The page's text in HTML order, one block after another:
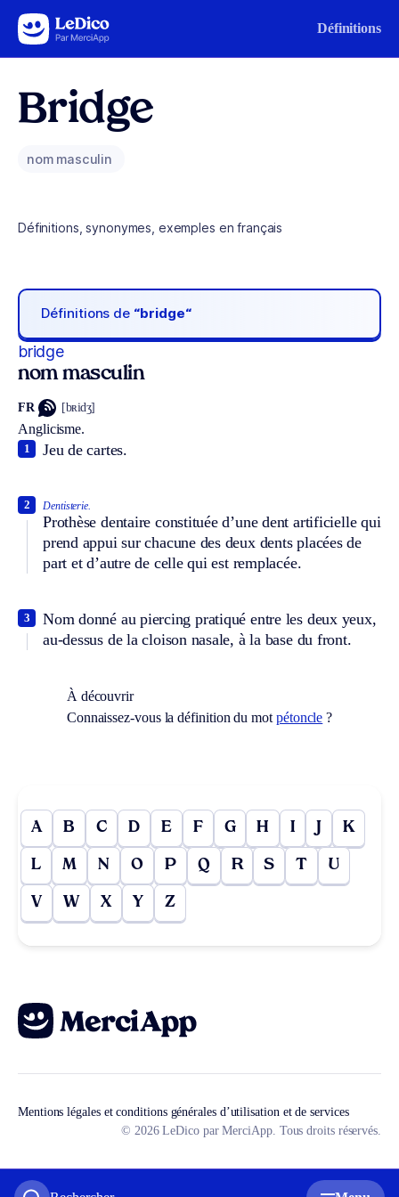
Aller au contenu Définitions
Bridge
nom masculin
Définitions, synonymes, exemples en français
Définitions de “bridge“
bridge
nom masculin
FR [bʀidʒ]
Anglicisme.
Jeu de cartes.
1
Dentisterie.
Prothèse dentaire constituée d’une dent artificielle qui
prend appui sur chacune des deux dents placées de
part et d’autre de celle qui est remplacée.
2
Nom donné au piercing pratiqué entre les deux yeux,
au-dessus de la cloison nasale, à la base du front.
3
À découvrir
Connaissez-vous la définition du mot pétoncle ?
A B C D E F G H I J K
L M N O P Q R S T U
V W X Y Z
Mentions légales et conditions générales d’utilisation et de services
© 2026 LeDico par MerciApp. Tous droits réservés.